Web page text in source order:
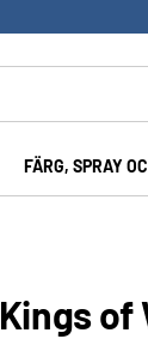
FÄRG, SPRAY
Kings of